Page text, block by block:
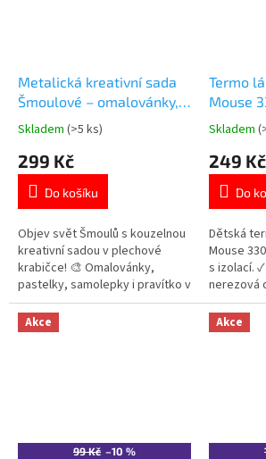
Metalická kreativní sada
Šmoulové – omalovánky,
nálepky, pravítko v
krabičce
Průměrné
produktu
5,0
5
hvězdiček.
Skladem (>5 ks)
299 Kč
Do košíku
Objev svět Šmoulů s kouzelnou
kreativní sadou v plechové
krabičce! 🎨 Omalovánky,
pastelky, samolepky i pravítko v
krásném kovovém boxu –
ideální dárek pro malé umělce a
fanoušky Šmoulů. 💙
Termo
Mouse
Průměrné
produktu
5,0
5
hvězdiček.
Skladem
249 Kč
Do
Dětská
Mouse
s izolací.
nerezová
studené
motiv
produktů
Akce
99 Kč –10 %
Akce